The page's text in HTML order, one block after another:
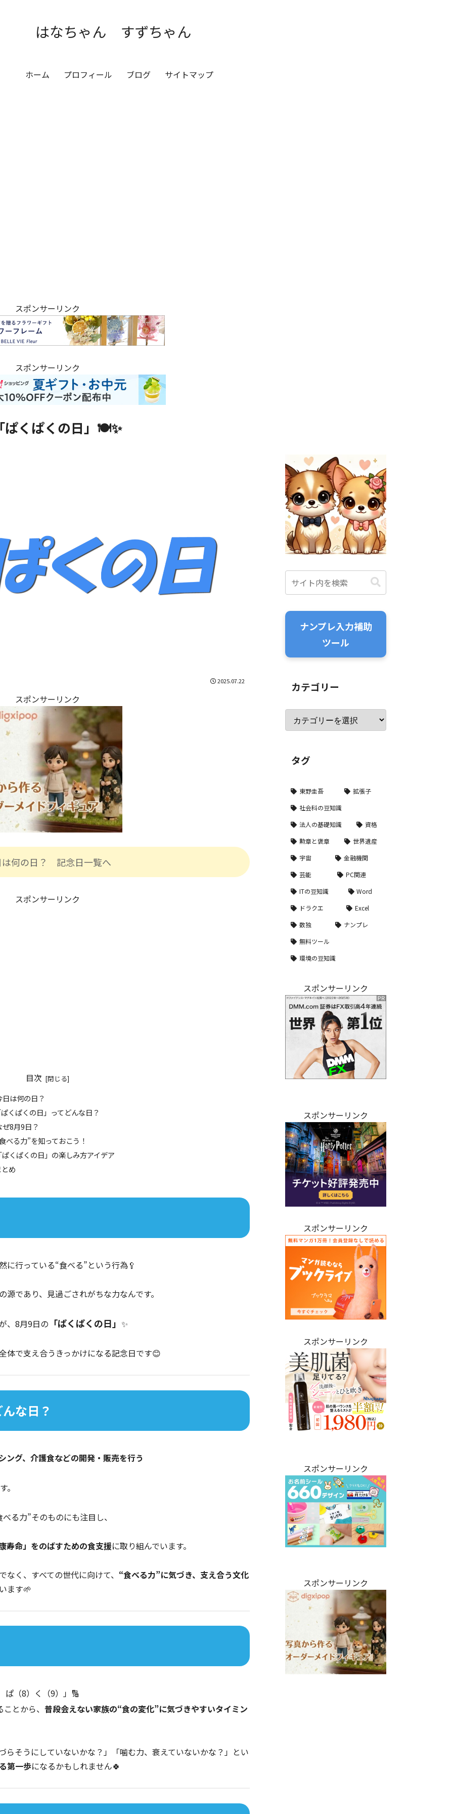
はなちゃん すずちゃん
ホーム プロフィール ブログ サイトマップ
スポンサーリンク
スポンサーリンク
ぱくぱくの日」🍽️✨
2025.07.22
スポンサーリンク
は何の日？ 記念日一覧へ
スポンサーリンク
目次
日は何の日？
くぱくの日」ってどんな日？
ぜ8月9日？
べる力”を知っておこう！
くぱくの日」の楽しみ方アイデア
とめ
行っている“食べる”という行為🥄
であり、見過ごされがちな力なんです。
、8月9日の 「ぱくぱくの日」 ✨
体で支え合うきっかけになる記念日です😊
な日？
ング、介護食などの開発・販売を行う
。
る力”そのものにも注目し、
寿命」をのばすための食支援に取り組んでいます。
く、すべての世代に向けて、 “食べる力”に気づき、支え合う文化
ます🌱
ぱ（8）く（9）」🔢
ことから、普段会えない家族の“食の変化”に気づきやすいタイミン
らそうにしていないかな？」「噛む力、衰えていないかな？」とい
第一歩になるかもしれません🍀
ナンプレ入力補助
ツール
カテゴリー
タグ
東野圭吾
拡張子
社会科の豆知識
法人の基礎知識
資格
勲章と褒章
世界遺産
宇宙
金融機関
芸能
PC関連
ITの豆知識
Word
ドラクエ
Excel
数独
ナンプレ
無料ツール
環境の豆知識
スポンサーリンク
スポンサーリンク
スポンサーリンク
スポンサーリンク
スポンサーリンク
スポンサーリンク